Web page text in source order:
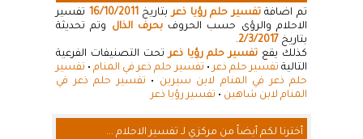
تم اضافةتفسير حلم رؤيا ذعربتاريخ16/10/2011 تفسير
الاحلام والرؤى حسب الحروفبحرف الذال
وتم تحديثة
بتاريخ 2/3/2017
.
كذلك يقع تفسير حلم رؤيا ذعرتحت التصنيفات الفرعية
التالية تفسير حلم ذعر• تفسير حلم ذعر في المنام• تفسير
حلم ذعر في المنام لابن سيرين
• تفسير حلم ذعر في
المنام لابن شاهين • تفسير رؤيا ذعر
أخترنا لكم أيضاً من مركزي لـ تفسير الاحلام ...